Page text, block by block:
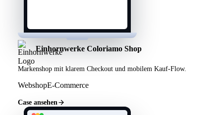
Einhornwerke Coloriamo Shop
Markenshop mit klarem Checkout und mobilem Kauf-Flow.
WebshopE-Commerce
Case ansehen